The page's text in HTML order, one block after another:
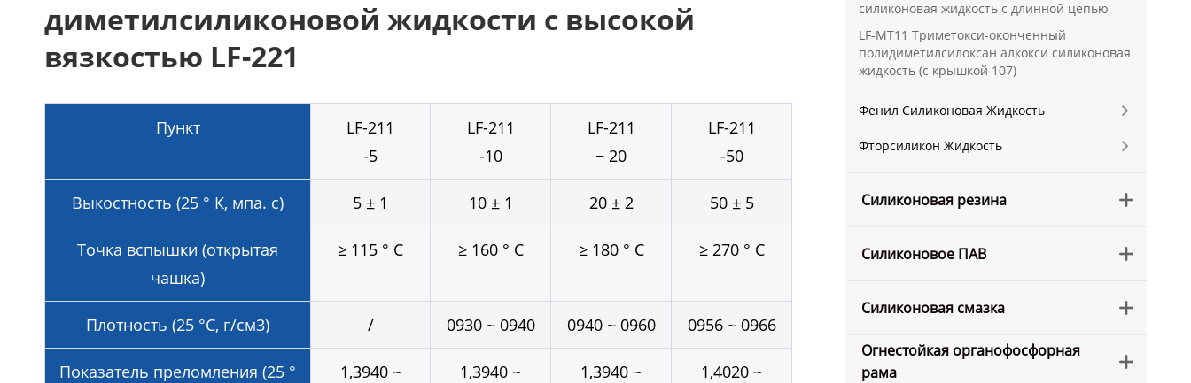
диметилсиликоновой жидкости с высокой
вязкостью LF-221
Пункт
LF-211
-5
LF-211
-10
LF-211
− 20
LF-211
-50
Выкостность (25 ° К, мпа. с) 5 ± 1 10 ± 1 20 ± 2 50 ± 5
Точка вспышки (открытая
чашка)
≥ 115 ° C ≥ 160 ° C ≥ 180 ° C ≥ 270 ° C
Плотность (25 °C, г/см3) / 0930 ~ 0940 0940 ~ 0960 0956 ~ 0966
Показатель преломления (25 °
1,3940 ~
1,3940 ~
1,3940 ~
1,4020 ~
силиконовая жидкость с длинной цепью
LF-MT11 Триметокси-оконченный
полидиметилсилоксан алкокси силиконовая
жидкость (с крышкой 107)
Фенил Силиконовая Жидкость 
Фторсиликон Жидкость 
Силиконовая резина 
Силиконовое ПАВ 
Силиконовая смазка 
Огнестойкая органофосфорная
рама
